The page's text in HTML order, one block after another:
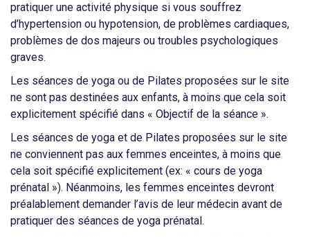
pratiquer une activité physique si vous souffrez
d’hypertension ou hypotension, de problèmes cardiaques,
problèmes de dos majeurs ou troubles psychologiques
graves.
Les séances de yoga ou de Pilates proposées sur le site
ne sont pas destinées aux enfants, à moins que cela soit
explicitement spécifié dans « Objectif de la séance ».
Les séances de yoga et de Pilates proposées sur le site
ne conviennent pas aux femmes enceintes, à moins que
cela soit spécifié explicitement (ex: « cours de yoga
prénatal »). Néanmoins, les femmes enceintes devront
préalablement demander l’avis de leur médecin avant de
pratiquer des séances de yoga prénatal.